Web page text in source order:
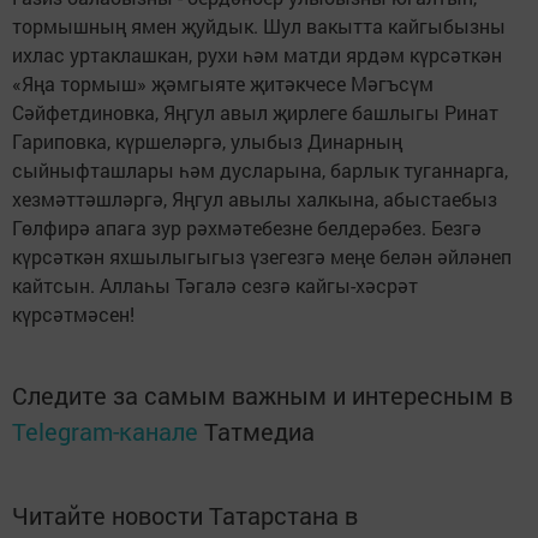
тормышның ямен җуйдык. Шул вакытта кайгыбызны
ихлас уртаклашкан, рухи һәм матди ярдәм күрсәткән
«Яңа тормыш» җәмгыяте җитәкчесе Мәгъсүм
Сәйфетдиновка, Яңгул авыл җирлеге башлыгы Ринат
Гариповка, күршеләргә, улыбыз Динарның
сыйныфташлары һәм дусларына, барлык туганнарга,
хезмәттәшләргә, Яңгул авылы халкына, абыстаебыз
Гөлфирә апага зур рәхмәтебезне белдерәбез. Безгә
күрсәткән яхшылыгыгыз үзегезгә меңе белән әйләнеп
кайтсын. Аллаһы Тәгалә сезгә кайгы-хәсрәт
күрсәтмәсен!
Следите за самым важным и интересным в
Telegram-канале Татмедиа
Читайте новости Татарстана в